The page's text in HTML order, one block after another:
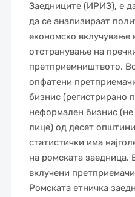
Заедниците (ИРИЗ), е
да се анализираат
економско
отстранување на
претприемништвото.
опфатени
бизнис (регистрирано
неформален бизнис
лице) од десет
статистички има
на ромската заедница.
вклучени
Ромската етничка